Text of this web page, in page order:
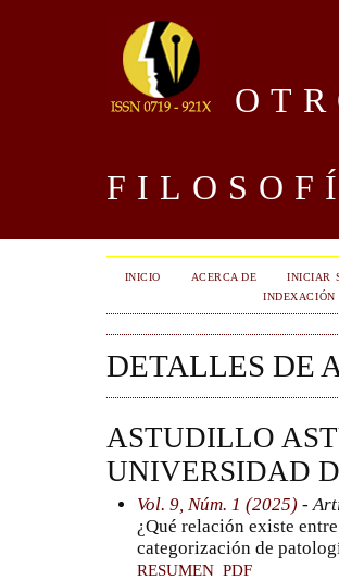
INICIO ACERCA DE INICIAR
INDEXACIÓN
DETALLES DE
ASTUDILLO
UNIVERSIDAD
Vol. 9, Núm. 1 (2025) -
¿Qué relación existe
categorización de
RESUMEN PDF